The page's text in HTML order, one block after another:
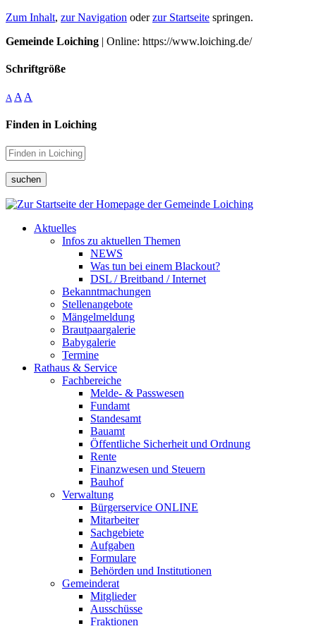
Zum Inhalt, zur Navigation oderzur Startseite springen.
Gemeinde Loiching | Online: https://www.loiching.de/
Schriftgröße
A A A
Finden in Loiching
suchen
Aktuelles
Infos zu aktuellen Themen
NEWS
Was tun bei einem Blackout?
DSL / Breitband / Internet
Bekanntmachungen
Stellenangebote
Mängelmeldung
Brautpaargalerie
Babygalerie
Termine
Rathaus & Service
Fachbereiche
Melde- & Passwesen
Fundamt
Standesamt
Bauamt
Öffentliche Sicherheit und Ordnung
Rente
Finanzwesen und Steuern
Bauhof
Verwaltung
Bürgerservice ONLINE
Mitarbeiter
Sachgebiete
Aufgaben
Formulare
Behörden und Institutionen
Gemeinderat
Mitglieder
Ausschüsse
Fraktionen